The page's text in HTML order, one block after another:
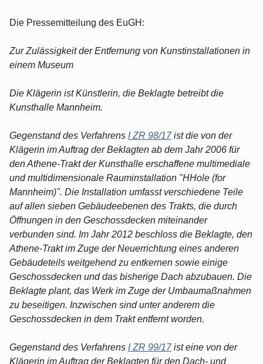
Die Pressemitteilung des EuGH:
Zur Zulässigkeit der Entfernung von Kunstinstallationen in
einem Museum
Die Klägerin ist Künstlerin, die Beklagte betreibt die
Kunsthalle Mannheim.
Gegenstand des Verfahrens I ZR 98/17ist die von der
Klägerin im Auftrag der Beklagten ab dem Jahr 2006 für
den Athene-Trakt der Kunsthalle erschaffene multimediale
und multidimensionale Rauminstallation "HHole (for
Mannheim)". Die Installation umfasst verschiedene Teile
auf allen sieben Gebäudeebenen des Trakts, die durch
Öffnungen in den Geschossdecken miteinander
verbunden sind. Im Jahr 2012 beschloss die Beklagte, den
Athene-Trakt im Zuge der Neuerrichtung eines anderen
Gebäudeteils weitgehend zu entkernen sowie einige
Geschossdecken und das bisherige Dach abzubauen. Die
Beklagte plant, das Werk im Zuge der Umbaumaßnahmen
zu beseitigen. Inzwischen sind unter anderem die
Geschossdecken in dem Trakt entfernt worden.
Gegenstand des Verfahrens I ZR 99/17ist eine von der
Klägerin im Auftrag der Beklagten für den Dach- und